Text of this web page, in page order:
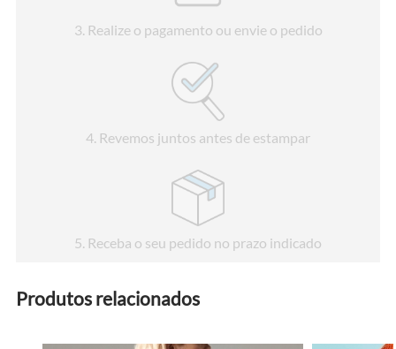
3 . Realize o pagamento ou envie o pedido
4. Revemos juntos antes de estampar
5 . Receba o seu pedido no prazo indicado
Produtos relacionados